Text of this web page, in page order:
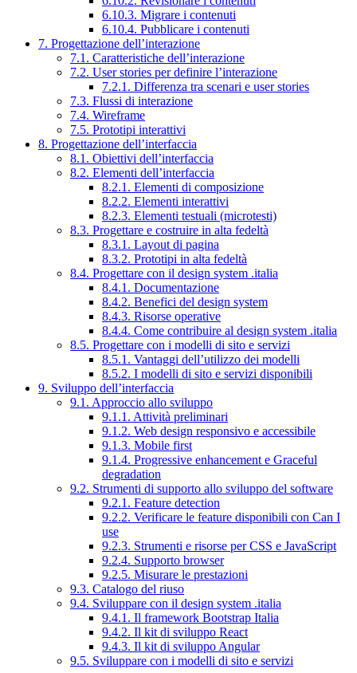
6.10.3. Migrare i contenuti
6.10.4. Pubblicare i contenuti
7. Progettazione dell’interazione
7.1. Caratteristiche dell’interazione
7.2. User stories per definire l’interazione
7.2.1. Differenza tra scenari e user stories
7.3. Flussi di interazione
7.4. Wireframe
7.5. Prototipi interattivi
8. Progettazione dell’interfaccia
8.1. Obiettivi dell’interfaccia
8.2. Elementi dell’interfaccia
8.2.1. Elementi di composizione
8.2.2. Elementi interattivi
8.2.3. Elementi testuali (microtesti)
8.3. Progettare e costruire in alta fedeltà
8.3.1. Layout di pagina
8.3.2. Prototipi in alta fedeltà
8.4. Progettare con il design system .italia
8.4.1. Documentazione
8.4.2. Benefici del design system
8.4.3. Risorse operative
8.4.4. Come contribuire al design system .italia
8.5. Progettare con i modelli di sito e servizi
8.5.1. Vantaggi dell’utilizzo dei modelli
8.5.2. I modelli di sito e servizi disponibili
9. Sviluppo dell’interfaccia
9.1. Approccio allo sviluppo
9.1.1. Attività preliminari
9.1.2. Web design responsivo e accessibile
9.1.3. Mobile first
9.1.4. Progressive enhancement e Graceful
degradation
9.2. Strumenti di supporto allo sviluppo del software
9.2.1. Feature detection
9.2.2. Verificare le feature disponibili con Can I
use
9.2.3. Strumenti e risorse per CSS e JavaScript
9.2.4. Supporto browser
9.2.5. Misurare le prestazioni
9.3. Catalogo del riuso
9.4. Sviluppare con il design system .italia
9.4.1. Il framework Bootstrap Italia
9.4.2. Il kit di sviluppo React
9.4.3. Il kit di sviluppo Angular
9.5. Sviluppare con i modelli di sito e servizi